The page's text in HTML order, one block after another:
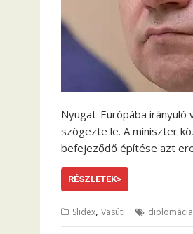
Nyugat-Európába irányuló
szögezte le. A miniszter
befejeződő építése azt
RÉSZLETEK>
Slidex, Vasúti diplomácia